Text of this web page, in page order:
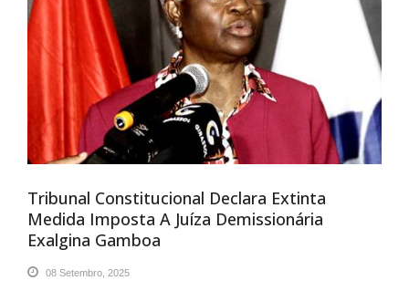
Tribunal Constitucional Declara Extinta
Medida Imposta A Juíza Demissionária
Exalgina Gamboa
08 Setembro, 2025